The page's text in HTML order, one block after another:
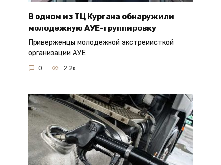
В одном из ТЦ Кургана обнаружили
молодежную АУЕ-группировку
Приверженцы молодежной экстремисткой
организации АУЕ
0 2.2к.